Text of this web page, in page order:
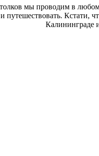
мы проводим в
путешествовать.
Калининграде